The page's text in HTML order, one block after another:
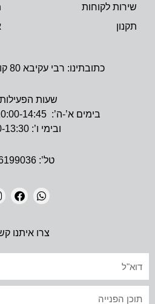
שירות לקוחות
תקנון
כתובתינו: רבי עקיבא 80 קומה א’ – בני ברק
שעות
בימים א’-ה’: 10:00-14:45 ,17:00-21:30
ובימי ו’: 10:00-13:30
טל’: 03-6199036
H
A
P
P
A
C
O
K
צרו איתנו